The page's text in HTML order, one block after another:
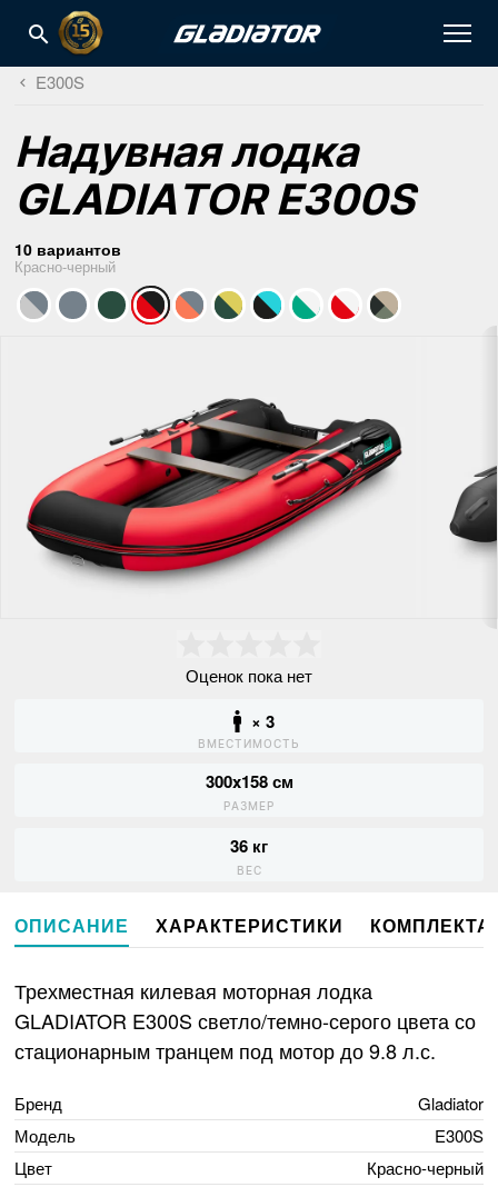
E300S
Надувная лодка
GLADIATOR E300S
10 вариантов
Красно-черный
Оценок пока нет
× 3
ВМЕСТИМОСТЬ
300x158 см
РАЗМЕР
36 кг
ВЕС
ОПИСАНИЕ ХАРАКТЕРИСТИКИ
Трехместная килевая моторная лодка
GLADIATOR E300S светло/темно-серого цвета со
стационарным транцем под мотор до 9.8 л.с.
Бренд
Gladiator
Модель
E300S
Цвет
Красно-черный